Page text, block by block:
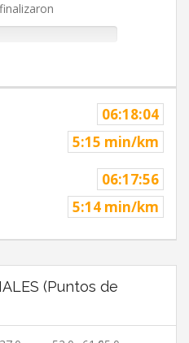
06:18:04
5:15 min/km
06:17:56
5:14 min/km
(Puntos de